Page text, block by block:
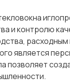
и контролю
является
позволяет